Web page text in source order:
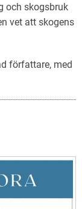
och skogsbruk
vet att skogens
författare, med